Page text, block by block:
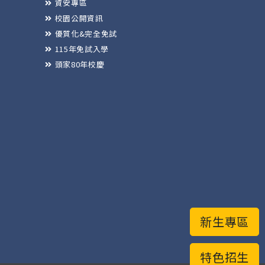
特色招生
新生專區
資安專區
校園公開資訊
優質化&完全免試
115年免試入學
頭家80年校慶